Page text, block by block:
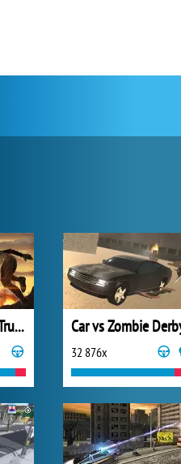
Zombie Monster Truck Car vs Zombie
32 876x